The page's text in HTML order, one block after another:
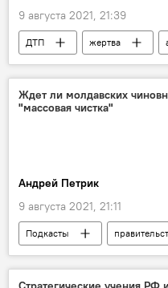
9 августа 2021, 21:39
ДТП жертва
Общество
В Молдове
Ждет ли молдавских
"массовая чистка"
Андрей Петрик
9 августа 2021, 21:11
Подкасты
Наталья Гаврилица